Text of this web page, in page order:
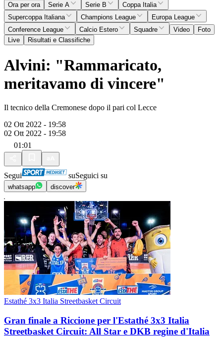
Ora per ora Serie A Serie B
Coppa Italia
Supercoppa Italiana
Champions League
Europa League
Conference League
Calcio Estero Squadre Video
Foto
Live
Risultati e Classifiche
Alvini: "Rammaricato,
meritavamo di vincere"
Il tecnico della Cremonese dopo il pari col Lecce
02 Ott 2022 - 19:58
02 Ott 2022 - 19:58
01:01
Segui suSeguici su
whatsapp discover
Estathé 3x3 Italia Streetbasket Circuit
Gran finale a Riccione per l'Estathé 3x3 Italia
Streetbasket Circuit: All Star e DKB regine d'Italia